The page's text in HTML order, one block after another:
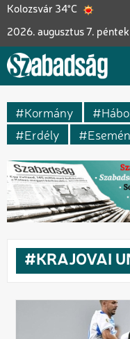
Ugrás
tartalomra
Kolozsvár 34°C
2026. augusztus 7.
Kormány
Erdély
KRAJOVAI